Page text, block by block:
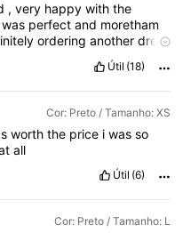
, very happy with the
was perfectand moretham
orderinganotherdress
Útil (18)
Cor: Preto / Tamanho: XS
worth the price i was so
all
Útil (6)
Cor: Preto / Tamanho: L